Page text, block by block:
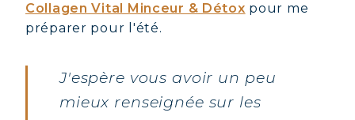
Collagen Vital Minceur & Détox pour me
préparer pour l'été.
J'espère vous avoir un peu
mieux renseignée sur les